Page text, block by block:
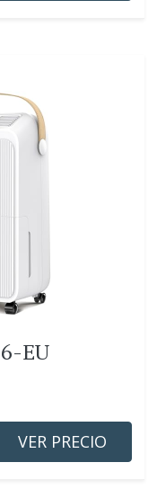
EU
VER PRECIO